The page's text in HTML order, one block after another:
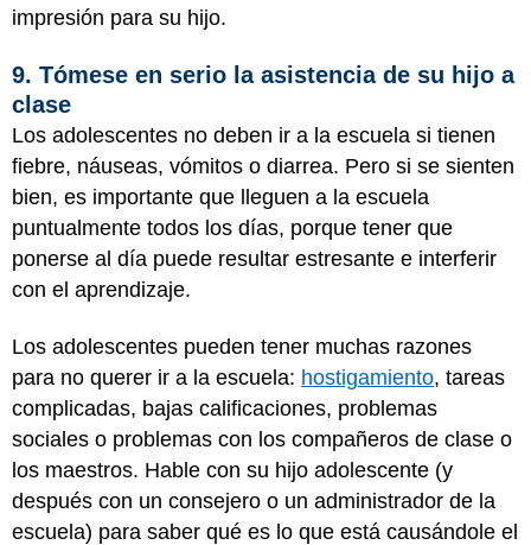
impresión para su hijo.
9. Tómese en serio la asistencia de su hijo a
clase
Los adolescentes no deben ir a la escuela si tienen
fiebre, náuseas, vómitos o diarrea. Pero si se sienten
bien, es importante que lleguen a la escuela
puntualmente todos los días, porque tener que
ponerse al día puede resultar estresante e interferir
con el aprendizaje.
Los adolescentes pueden tener muchas razones
para no querer ir a la escuela: hostigamiento, tareas
complicadas, bajas calificaciones, problemas
sociales o problemas con los compañeros de clase o
los maestros. Hable con su hijo adolescente (y
después con un consejero o un administrador de la
escuela) para saber qué es lo que está causándole el